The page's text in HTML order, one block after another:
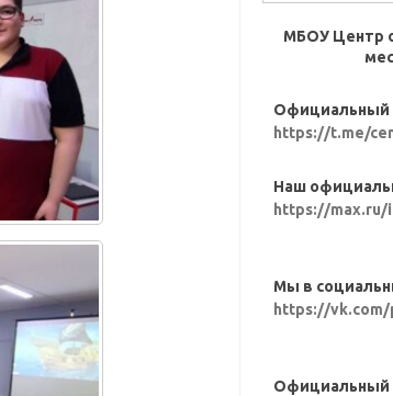
МБОУ Центр
Официальный
https://t.me/
Наш
https://max.ru/
Мы в
https://vk.com/
Официальный